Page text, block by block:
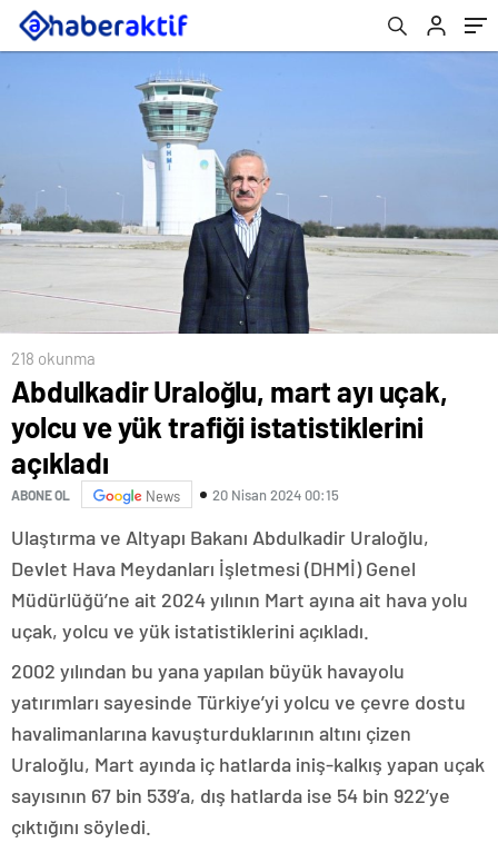
218 okunma
Abdulkadir Uraloğlu, mart ayı uçak,
yolcu ve yük trafiği istatistiklerini
açıkladı
ABONE OL News 20 Nisan 2024 00:15
Ulaştırma ve Altyapı Bakanı Abdulkadir Uraloğlu,
Devlet Hava Meydanları İşletmesi (DHMİ) Genel
Müdürlüğü’ne ait 2024 yılının Mart ayına ait hava yolu
uçak, yolcu ve yük istatistiklerini açıkladı.
2002 yılından bu yana yapılan büyük havayolu
yatırımları sayesinde Türkiye’yi yolcu ve çevre dostu
havalimanlarına kavuşturduklarının altını çizen
Uraloğlu, Mart ayında iç hatlarda iniş-kalkış yapan uçak
sayısının 67 bin 539’a, dış hatlarda ise 54 bin 922’ye
çıktığını söyledi.